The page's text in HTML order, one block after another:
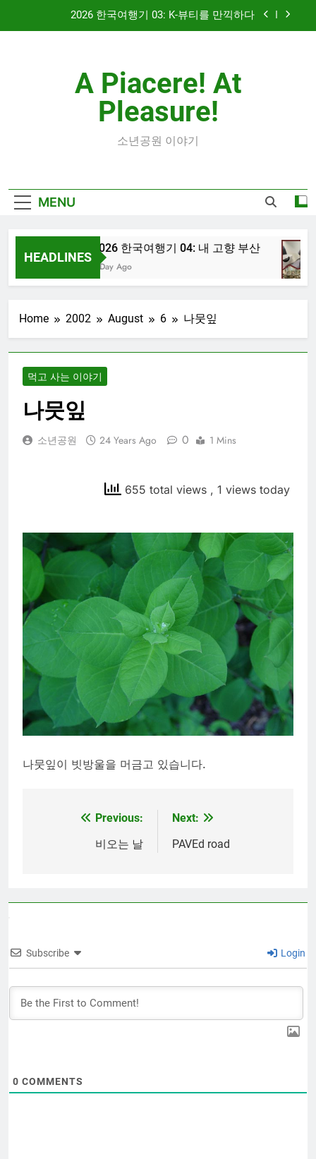
2026 한국여행기 03: K-뷰티를 만끽하다
2026 한국여행기 02: 82쿡 덕분에 만난 사람들
2026 한국여행기 04: 내 고향 부산
2026 한국여행기 03: K-뷰티를 만끽하다
2026 한국여행기 02: 82쿡 덕분에 만난 사람들
A Piacere! At
Pleasure!
소년공원 이야기
MENU
HEADLINES
2026 한국여행기 04: 내 고향 부산
1 Day Ago
Home 2002 August 6 나뭇잎
먹고 사는 이야기
나뭇잎
소년공원 24 Years Ago 0 1 Mins
655 total views , 1 views today
나뭇잎이 빗방울을 머금고 있습니다.
navigation
Previous:
비오는 날
Next:
PAVEd road
Subscribe Login
0 COMMENTS